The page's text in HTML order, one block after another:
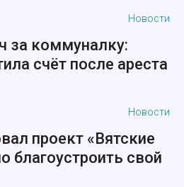
Новости
за коммуналку:
счёт после ареста
Новости
проект «Вятские
благоустроить свой